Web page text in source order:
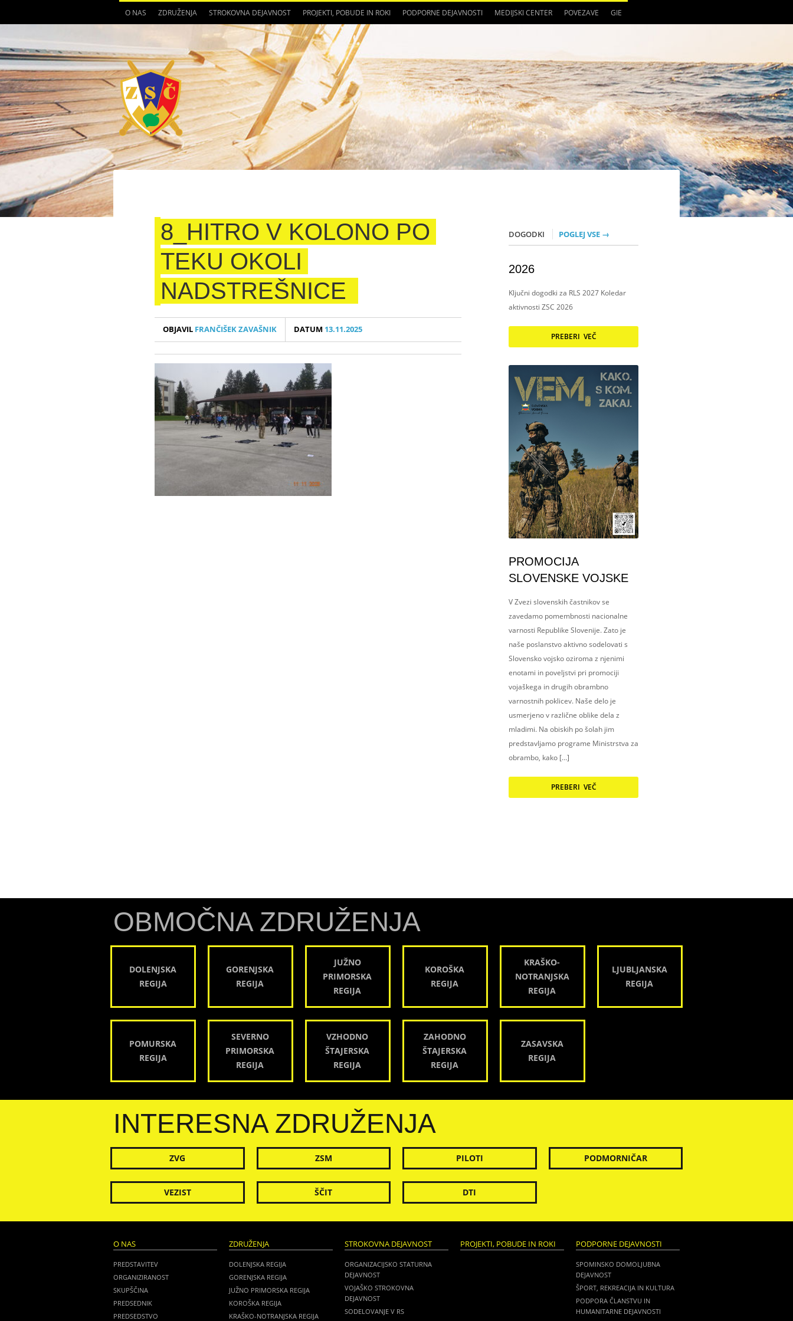
O NAS ZDRUŽENJA STROKOVNA DEJAVNOST PROJEKTI, POBUDE IN ROKI PODPORNE DEJAVNOSTI MEDIJSKI CENTER POVEZAVE GIE
8_HITRO V KOLONO PO
TEKU OKOLI
NADSTREŠNICE
OBJAVIL FRANČIŠEK ZAVAŠNIK DATUM 13.11.2025
DOGODKI POGLEJ VSE →
2026
Ključni dogodki za RLS 2027 Koledar
aktivnosti ZSC 2026
PREBERI VEČ
PROMOCIJA
SLOVENSKE VOJSKE
V Zvezi slovenskih častnikov se
zavedamo pomembnosti nacionalne
varnosti Republike Slovenije. Zato je
naše poslanstvo aktivno sodelovati s
Slovensko vojsko oziroma z njenimi
enotami in poveljstvi pri promociji
vojaškega in drugih obrambno
varnostnih poklicev. Naše delo je
usmerjeno v različne oblike dela z
mladimi. Na obiskih po šolah jim
predstavljamo programe Ministrstva za
obrambo, kako […]
PREBERI VEČ
OBMOČNA ZDRUŽENJA
DOLENJSKA
REGIJA
GORENJSKA
REGIJA
JUŽNO
PRIMORSKA
REGIJA
KOROŠKA
REGIJA
KRAŠKO-
NOTRANJSKA
REGIJA
LJUBLJANSKA
REGIJA
POMURSKA
REGIJA
SEVERNO
PRIMORSKA
REGIJA
VZHODNO
ŠTAJERSKA
REGIJA
ZAHODNO
ŠTAJERSKA
REGIJA
ZASAVSKA
REGIJA
INTERESNA ZDRUŽENJA
ZVG ZSM PILOTI PODMORNIČAR
VEZIST ŠČIT DTI
O NAS
PREDSTAVITEV
ORGANIZIRANOST
SKUPŠČINA
PREDSEDNIK
PREDSEDSTVO
ZDRUŽENJA
DOLENJSKA REGIJA
GORENJSKA REGIJA
JUŽNO PRIMORSKA REGIJA
KOROŠKA REGIJA
KRAŠKO-NOTRANJSKA REGIJA
STROKOVNA DEJAVNOST
ORGANIZACIJSKO STATURNA
DEJAVNOST
VOJAŠKO STROKOVNA
DEJAVNOST
SODELOVANJE V RS
PROJEKTI, POBUDE IN ROKI PODPORNE DEJAVNOSTI
SPOMINSKO DOMOLJUBNA
DEJAVNOST
ŠPORT, REKREACIJA IN KULTURA
PODPORA ČLANSTVU IN
HUMANITARNE DEJAVNOSTI